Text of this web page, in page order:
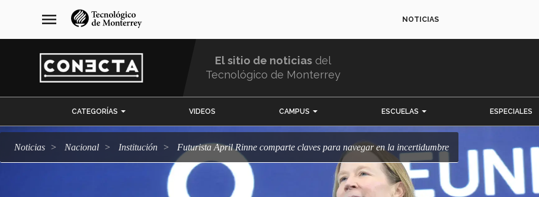
navegación
principal
menu NOTICIAS
El sitio de noticias del
Tecnológico de Monterrey
CATEGORÍAS VIDEOS CAMPUS ESCUELAS ESPECIALES
Noticias Nacional Institución Futurista April Rinne comparte claves para navegar en la incertidumbre